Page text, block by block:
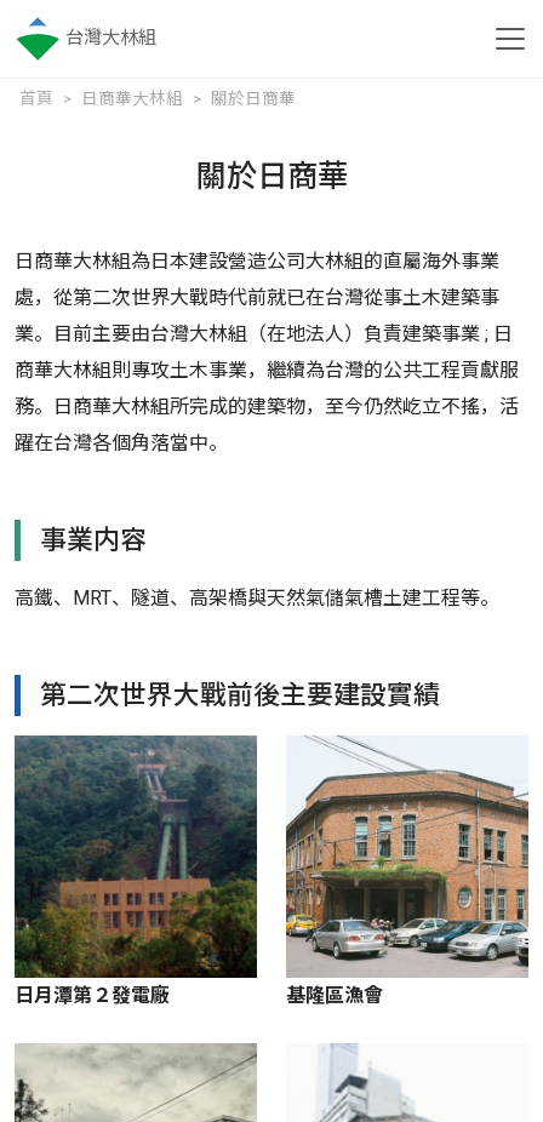
台灣大林組
首頁 日商華大林組 關於日商華
關於日商華
日商華大林組為日本建設營造公司大林組的直屬海外事業
處，從第二次世界大戰時代前就已在台灣從事土木建築事
業。目前主要由台灣大林組（在地法人）負責建築事業 ; 日
商華大林組則專攻土木事業，繼續為台灣的公共工程貢獻服
務。日商華大林組所完成的建築物，至今仍然屹立不搖，活
躍在台灣各個角落當中。
事業内容
高鐵、MRT、隧道、高架橋與天然氣儲氣槽土建工程等。
第二次世界大戰前後主要建設實績
日月潭第２發電廠 基隆區漁會